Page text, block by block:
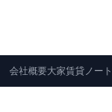
会社概要大家賃貸ノート